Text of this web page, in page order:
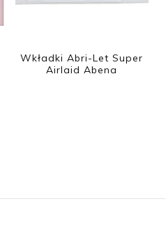
Wkładki Abri-Let Super
Airlaid Abena